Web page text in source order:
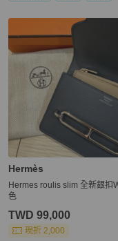
Hermès
Hermes roulis slim 全新銀扣
色
TWD 99,000
現折 2,000